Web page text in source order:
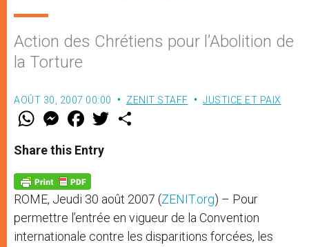
Action des Chrétiens pour l’Abolition de
la Torture
AOÛT 30, 2007 00:00 ZENIT STAFF JUSTICE ET PAIX
W
t
s
p
p
M
e
s
e
g
e
r
F
a
e
b
o
k
w
Share this Entry
ROME, Jeudi 30 août 2007 (ZENIT.org) – Pour
permettre l’entrée en vigueur de la Convention
internationale contre les disparitions forcées, les